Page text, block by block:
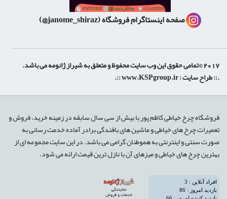
صفحه اینستاگرام فروشگاه(janome_shiraz@)
2017 ©تمامی حقوق این وب سایت محفوظ و متعلق به شیراز ژانومه می باشد.
.:: طراح سایت :www.KSPgroup.ir
::.
فروشگاه چرخ خیاطی کاظم پور با بیش از سی سال سابقه در زمینه خرید، فروش و
تعمیرات چرخ های خیاطی و ماشین های بافندگی برادر آماده خدمت رسانی به
صورت سنتی و اینترنتی به هموطنان گرامی می باشد. در این سایت مجموعه ای از
بهترین چرخ های خیاطی و میزهای آن با نازل ترین قیمت ارائه می شود.